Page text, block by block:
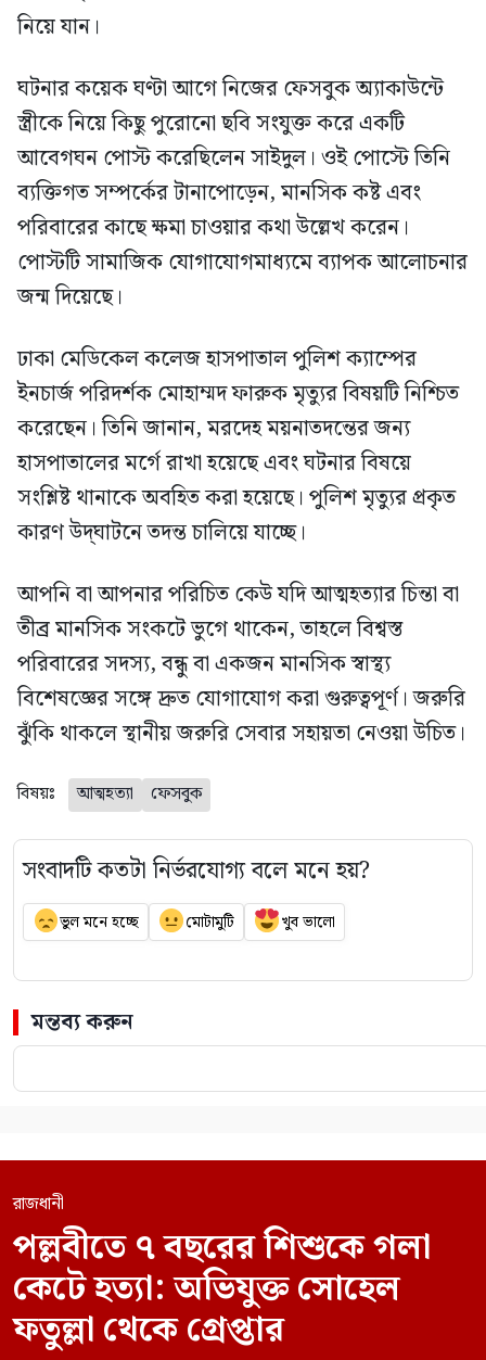
নিয়ে যান।
ঘটনার কয়েক ঘণ্টা আগে নিজের ফেসবুক অ্যাকাউন্টে
স্ত্রীকে নিয়ে কিছু পুরোনো ছবি সংযুক্ত করে একটি
আবেগঘন পোস্ট করেছিলেন সাইদুল। ওই পোস্টে তিনি
ব্যক্তিগত সম্পর্কের টানাপোড়েন, মানসিক কষ্ট এবং
পরিবারের কাছে ক্ষমা চাওয়ার কথা উল্লেখ করেন।
পোস্টটি সামাজিক যোগাযোগমাধ্যমে ব্যাপক আলোচনার
জন্ম দিয়েছে।
ঢাকা মেডিকেল কলেজ হাসপাতাল পুলিশ ক্যাম্পের
ইনচার্জ পরিদর্শক মোহাম্মদ ফারুক মৃত্যুর বিষয়টি নিশ্চিত
করেছেন। তিনি জানান, মরদেহ ময়নাতদন্তের জন্য
হাসপাতালের মর্গে রাখা হয়েছে এবং ঘটনার বিষয়ে
সংশ্লিষ্ট থানাকে অবহিত করা হয়েছে। পুলিশ মৃত্যুর প্রকৃত
কারণ উদ্‌ঘাটনে তদন্ত চালিয়ে যাচ্ছে।
আপনি বা আপনার পরিচিত কেউ যদি আত্মহত্যার চিন্তা বা
তীব্র মানসিক সংকটে ভুগে থাকেন, তাহলে বিশ্বস্ত
পরিবারের সদস্য, বন্ধু বা একজন মানসিক স্বাস্থ্য
বিশেষজ্ঞের সঙ্গে দ্রুত যোগাযোগ করা গুরুত্বপূর্ণ। জরুরি
ঝুঁকি থাকলে স্থানীয় জরুরি সেবার সহায়তা নেওয়া উচিত।
বিষয়ঃ আত্মহত্যা ফেসবুক
সংবাদটি কতটা নির্ভরযোগ্য বলে মনে হয়?
ভুল মনে হচ্ছে মোটামুটি খুব ভালো
মন্তব্য করুন
রাজধানী
পল্লবীতে ৭ বছরের শিশুকে গলা
কেটে হত্যা: অভিযুক্ত সোহেল
ফতুল্লা থেকে গ্রেপ্তার